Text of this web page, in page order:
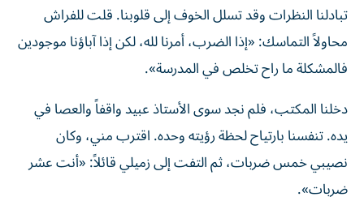
تبادلنا النظرات وقد تسلل الخوف إلى قلوبنا. قلت للفراش
محاولاً التماسك: «إذا الضرب، أمرنا لله، لكن إذا آباؤنا موجودين
فالمشكلة ما راح تخلص في المدرسة».
دخلنا المكتب، فلم نجد سوى الأستاذ عبيد واقفاً والعصا في
يده. تنفسنا بارتياح لحظة رؤيته وحده. اقترب مني، وكان
نصيبي خمس ضربات، ثم التفت إلى زميلي قائلاً: «أنت عشر
ضربات».